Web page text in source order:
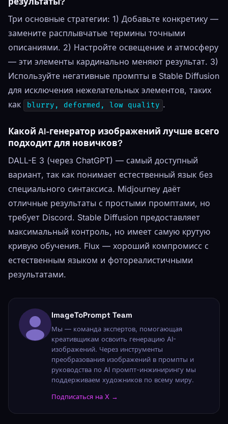
Три основные стратегии: 1) Добавьте конкретику —
замените расплывчатые термины точными
описаниями. 2) Настройте освещение и атмосферу
— эти элементы кардинально меняют результат. 3)
Используйте негативные промпты в Stable Diffusion
для исключения нежелательных элементов, таких
как
blurry, deformed, low quality .
Какой AI-генератор изображений лучше всего
подходит для новичков?
DALL-E 3 (через ChatGPT) — самый доступный
вариант, так как понимает естественный язык без
специального синтаксиса. Midjourney даёт
отличные результаты с простыми промптами, но
требует Discord. Stable Diffusion предоставляет
максимальный контроль, но имеет самую крутую
кривую обучения. Flux — хороший компромисс с
естественным языком и фотореалистичными
результатами.
ImageToPrompt Team
Мы — команда экспертов, помогающая
креативщикам освоить генерацию AI-
изображений. Через инструменты
преобразования изображений в промпты и
руководства по AI промпт-инжинирингу мы
поддерживаем художников по всему миру.
Подписаться на X →